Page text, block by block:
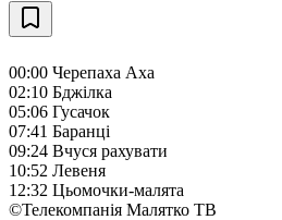
00:00 Черепаха Аха
02:10 Бджілка
05:06 Гусачок
07:41 Баранці
09:24 Вчуся рахувати
10:52 Левеня
12:32 Цьомочки-малята
©Телекомпанія Малятко ТВ